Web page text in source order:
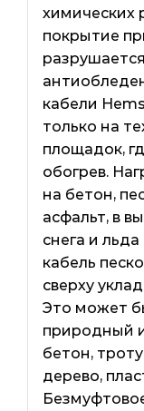
химических
покрытие
кабели
только на
площадок,
обогрев.
на бетон,
асфальт, в
снега и
кабель
сверху
Это может
природный
бетон,
дерево,